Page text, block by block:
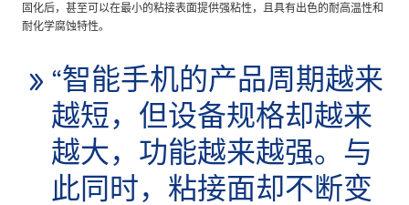
固化后，甚至可以在最小的粘接表面提供强粘性，且具有出色的耐高温性和
耐化学腐蚀特性。
“智能手机的产品周期越来
越短，但设备规格却越来
越大，功能越来越强。与
此同时，粘接面却不断变